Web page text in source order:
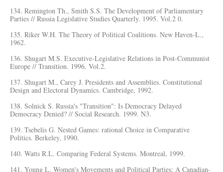
134. Remington Th., Smith S.S. The Development of Parliamentary
Parties // Russia Legislative Studies Quarterly. 1995. Vol.2 0.
135. Riker W.H. The Theory of Political Coalitions. New Haven-L.,
1962.
136. Shugart M.S. Executive-Legislative Relations in Post-Communist
Europe // Transition. 1996. Vol.2.
137. Shugart M., Carey J. Presidents and Assemblies. Constitutional
Design and Electoral Dynamics. Cambridge, 1992.
138. Solnick S. Russia's "Transition": Is Democracy Delayed
Democracy Denied? // Social Research. 1999. N3.
139. Tsebelis G. Nested Games: rational Choice in Comparative
Politics. Berkeley, 1990.
140. Watts R.L. Comparing Federal Systems. Montreal, 1999.
141. Young L. Women's Movements and Political Parties: A Canadian-